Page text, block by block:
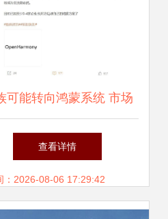
可能转向鸿蒙系统 市场
风声与开发者的视角
查看详情
：2026-08-06 17:29:42